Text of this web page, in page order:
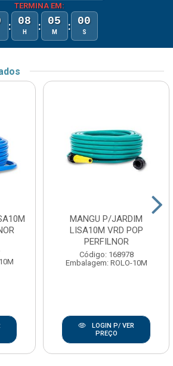
TERMINA EM:
: 08
H : 05
M : 00
S
MANGU P/JARDIM
LISA10M VRD POP
PERFILNOR
Código: 168978
Embalagem: ROLO-10M
LOGIN P/ VER
PREÇO